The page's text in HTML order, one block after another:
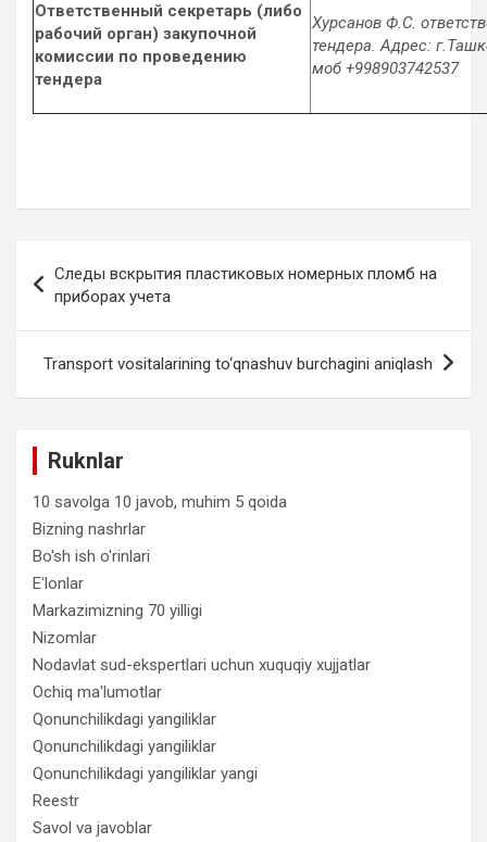
Ответственный секретарь (либо
рабочий орган) закупочной
комиссии по проведению
тендера
Хурсанов Ф.С.
тендера. Адрес:
моб +998903742537
navigation
Следы вскрытия пластиковых номерных пломб на
приборах учета
Transport vositalarining to‘qnashuv burchagini aniqlash
Ruknlar
10 savolga 10 javob, muhim 5 qoida
Bizning nashrlar
Bo'sh ish o'rinlari
Eʻlonlar
Markazimizning 70 yilligi
Nizomlar
Nodavlat sud-ekspertlari uchun xuquqiy xujjatlar
Ochiq ma'lumotlar
Qonunchilikdagi yangiliklar
Qonunchilikdagi yangiliklar
Qonunchilikdagi yangiliklar yangi
Reestr
Savol va javoblar